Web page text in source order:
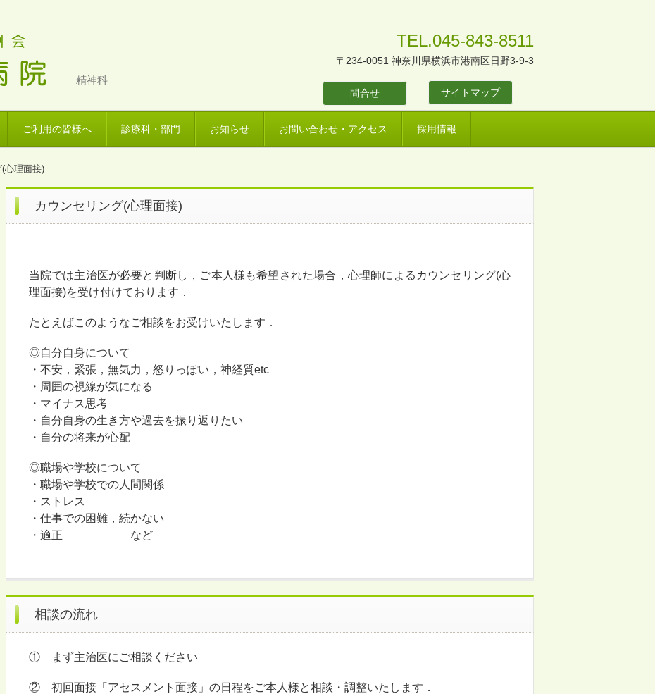
TEL.045-843-8511
〒234-0051 神奈川県横浜市港南区日野3-9-3
精神科
問合せ サイトマップ
ご利用の皆様へ 診療科・部門 お知らせ お問い合わせ・アクセス 採用情報
心理面接)
カウンセリング(心理面接)
当院では主治医が必要と判断し，ご本人様も希望された場合，心理師によるカウンセリング(心
理面接)を受け付けております．
たとえばこのようなご相談をお受けいたします．
◎自分自身について
・不安，緊張，無気力，怒りっぽい，神経質etc
・周囲の視線が気になる
・マイナス思考
・自分自身の生き方や過去を振り返りたい
・自分の将来が心配
◎職場や学校について
・職場や学校での人間関係
・ストレス
・仕事での困難，続かない
・適正 など
相談の流れ
① まず主治医にご相談ください
② 初回面接「アセスメント面接」の日程をご本人様と相談・調整いたします．